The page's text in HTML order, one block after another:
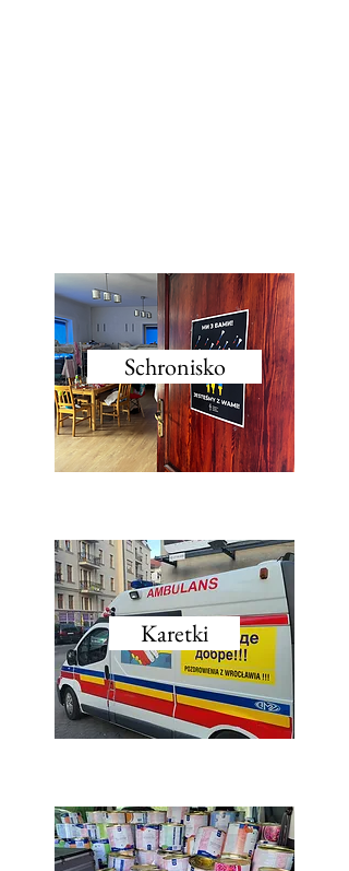
Schronisko
Karetki